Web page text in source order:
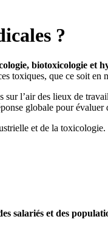
?
biotoxicologie et
toxiques, que ce soit
l’air des lieux de
globale pour
et de la toxicologie.
salariés et des